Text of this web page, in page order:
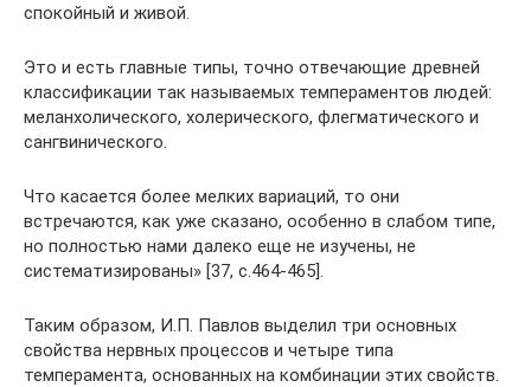
спокойный и живой.
Это и есть главные типы, точно отвечающие древней
классифика­ции так называемых темпераментов людей:
меланхолического, холериче­ского, флегматического и
сангвинического.
Что касается более мелких вариаций, то они
встречаются, как уже сказано, особенно в слабом типе,
но полностью нами далеко еще не изучены, не
систематизированы» [37, с.464-465].
Таким образом, И.П. Павлов выделил три основных
свойства нервных процессов и четыре типа
темперамента, основанных на комбинации этих свойств.